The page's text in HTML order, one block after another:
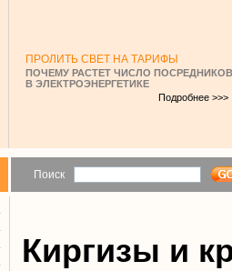
ПРОЛИТЬ СВЕТ НА ТАРИФЫ
ПОЧЕМУ РАСТЕТ ЧИСЛО ПОСРЕДНИКОВ
В ЭЛЕКТРОЭНЕРГЕТИКЕ
Подробнее >>>
Поиск
Киргизы и